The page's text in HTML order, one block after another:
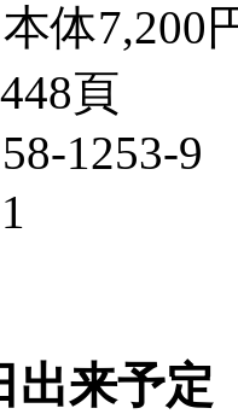
体7,200
頁
1253-9
出来予定